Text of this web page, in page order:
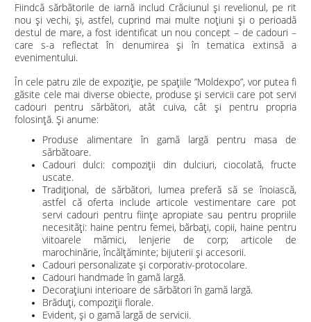
Fiindcă sărbătorile de iarnă includ Crăciunul și revelionul, pe rit
nou și vechi, și, astfel, cuprind mai multe noțiuni și o perioadă
destul de mare, a fost identificat un nou concept – de cadouri –
care s-a reflectat în denumirea și în tematica extinsă a
evenimentului.
În cele patru zile de expoziție, pe spațiile ”Moldexpo”, vor putea fi
găsite cele mai diverse obiecte, produse și servicii care pot servi
cadouri pentru sărbători, atât cuiva, cât și pentru propria
folosință. Și anume:
Produse alimentare în gamă largă pentru masa de
sărbătoare.
Cadouri dulci: compoziții din dulciuri, ciocolată, fructe
uscate.
Tradițional, de sărbători, lumea preferă să se înoiască,
astfel că oferta include articole vestimentare care pot
servi cadouri pentru ființe apropiate sau pentru propriile
necesități: haine pentru femei, bărbați, copii, haine pentru
viitoarele mămici, lenjerie de corp; articole de
marochinărie, încălțăminte; bijuterii și accesorii.
Cadouri personalizate și corporativ-protocolare.
Cadouri handmade în gamă largă.
Decorațiuni interioare de sărbători în gamă largă.
Brăduți, compoziții florale.
Evident, și o gamă largă de servicii.